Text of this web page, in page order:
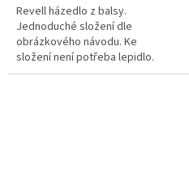
Revell házedlo z balsy.
Jednoduché složení dle
obrázkového návodu. Ke
složení není potřeba lepidlo.
Doporučujeme, aby model